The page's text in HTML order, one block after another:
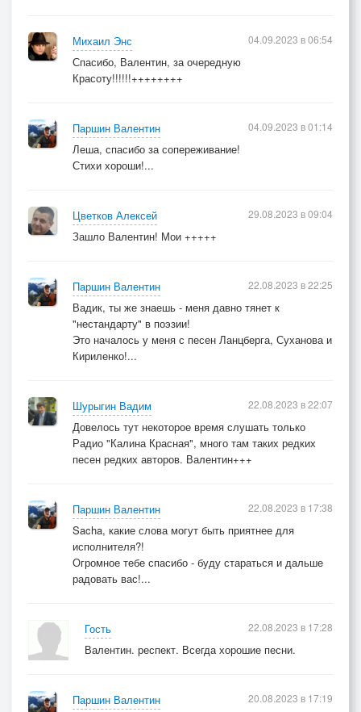
Михаил Энс
Спасибо, Валентин, за очередную
Красоту!!!!!!++++++++
04.09.2023 в 06:54
Паршин Валентин
Леша, спасибо за сопереживание!
Стихи хороши!...
04.09.2023 в 01:14
Цветков Алексей
Зашло Валентин! Мои +++++
29.08.2023 в 09:04
Паршин Валентин
Вадик, ты же знаешь - меня давно тянет к
"нестандарту" в поэзии!
Это началось у меня с песен Ланцберга, Суханова и
Кириленко!...
22.08.2023 в 22:25
Шурыгин Вадим
Довелось тут некоторое время слушать только
Радио "Калина Красная", много там таких редких
песен редких авторов. Валентин+++
22.08.2023 в 22:07
Паршин Валентин
Sacha, какие слова могут быть приятнее для
исполнителя?!
Огромное тебе спасибо - буду стараться и дальше
радовать вас!...
22.08.2023 в 17:38
Гость
Валентин. респект. Всегда хорошие песни.
22.08.2023 в 17:28
Паршин Валентин
20.08.2023 в 17:19